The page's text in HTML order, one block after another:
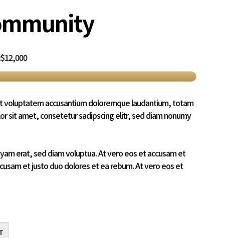
$12,000
voluptatem accusantium doloremque laudantium, totam
sit amet, consetetur sadipscing elitr, sed diam nonumy
erat, sed diam voluptua. At vero eos et accusam et
et justo duo dolores et ea rebum. At vero eos et